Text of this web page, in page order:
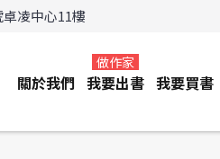
凌中心11樓
關於我們 我要出書
做作家
我要買書